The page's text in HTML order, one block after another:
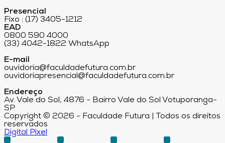
Presencial
Fixo : (17) 3405-1212
EAD
0800 590 4000
(33) 4042-1822 WhatsApp
E-mail
ouvidoria@faculdadefutura.com.br
ouvidoriapresencial@faculdadefutura.com.br
Endereço
Av. Vale do Sol, 4876 - Bairro Vale do Sol Votuporanga-
SP
Copyright © 2026 - Faculdade Futura | Todos os direitos
reservados
Digital Pixel